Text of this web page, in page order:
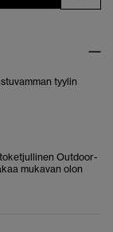
tyylin
Outdoor-
mukavan olon